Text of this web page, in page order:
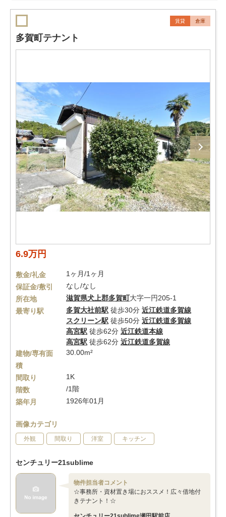
賃貸 倉庫
多賀町テナント
6.9万円
敷金/礼金
1ヶ月/1ヶ月
保証金/敷引
なし/なし
所在地
滋賀県犬上郡多賀町大字一円205-1
最寄り駅
多賀大社前駅 徒歩30分 近江鉄道多賀線
スクリーン駅 徒歩50分 近江鉄道多賀線
高宮駅 徒歩62分 近江鉄道本線
高宮駅 徒歩62分 近江鉄道多賀線
建物/専有面
積
30.00m²
間取り
1K
階数
/1階
築年月
1926年01月
画像カテゴリ
外観 間取り 洋室 キッチン
センチュリー21sublime
物件担当者コメント
☆事務所・資材置き場におススメ！広々借地付
きテナント！☆